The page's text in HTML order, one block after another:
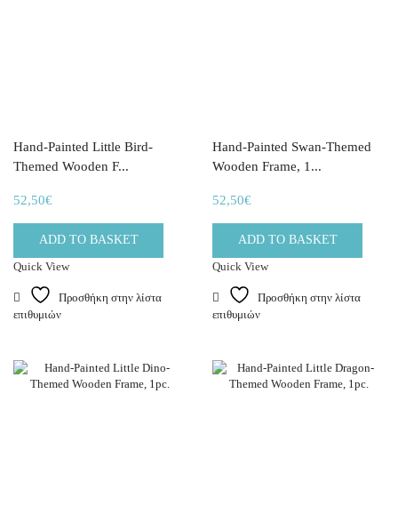
Hand-Painted Little Bird-
Themed Wooden F...
52,50€
ADD TO BASKET
Quick View
Προσθήκη στην λίστα
επιθυμιών
Hand-Painted Swan-Themed
Wooden Frame, 1...
52,50€
ADD TO BASKET
Quick View
Προσθήκη στην λίστα
επιθυμιών